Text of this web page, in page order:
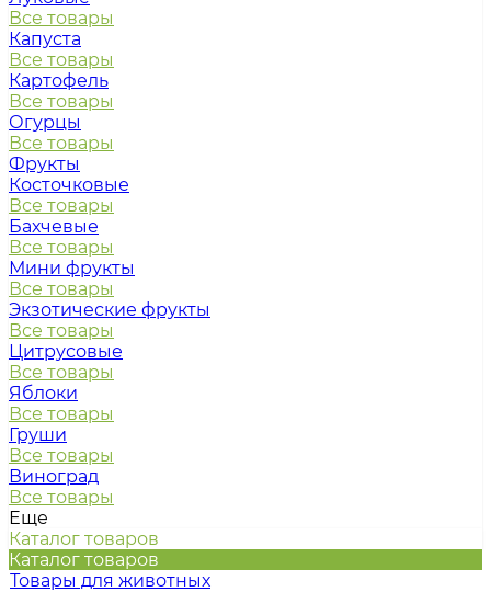
Все товары
Капуста
Все товары
Картофель
Все товары
Огурцы
Все товары
Фрукты
Косточковые
Все товары
Бахчевые
Все товары
Мини фрукты
Все товары
Экзотические фрукты
Все товары
Цитрусовые
Все товары
Яблоки
Все товары
Груши
Все товары
Виноград
Все товары
Еще
Каталог товаров
Каталог товаров
Товары для животных